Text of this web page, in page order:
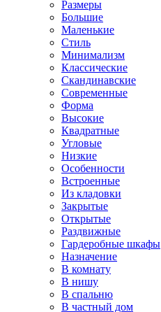
Размеры
Большие
Маленькие
Стиль
Минимализм
Классические
Скандинавские
Современные
Форма
Высокие
Квадратные
Угловые
Низкие
Особенности
Встроенные
Из кладовки
Закрытые
Открытые
Раздвижные
Гардеробные шкафы
Назначение
В комнату
В нишу
В спальню
В частный дом